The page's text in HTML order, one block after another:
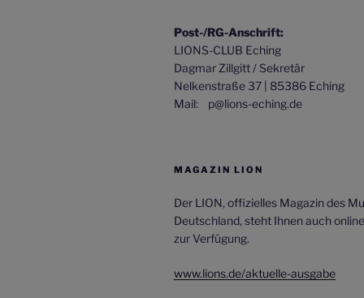
Post-/RG-Anschrift:
LIONS-CLUB Eching
Dagmar Zillgitt / Sekretär
Nelkenstraße 37 | 85386 Eching
Mail: p@lions-eching.de
MAGAZIN LION
Der LION, offizielles Magazin des
Deutschland, steht Ihnen auch
zur Verfügung.
www.lions.de/aktuelle-ausgabe